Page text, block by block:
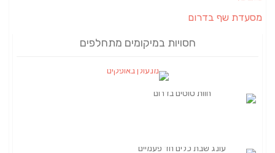
מסעדת שף בדרום
חסויות במיקומים מתחלפים